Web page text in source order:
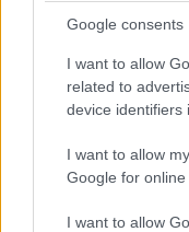
Google consents
I want to allow
related to
device identifiers
I want to allow
Google for
I want to allow
Amíg az Apple
saját
hogy semmi